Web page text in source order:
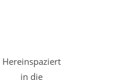
Hereinspaziert
in die